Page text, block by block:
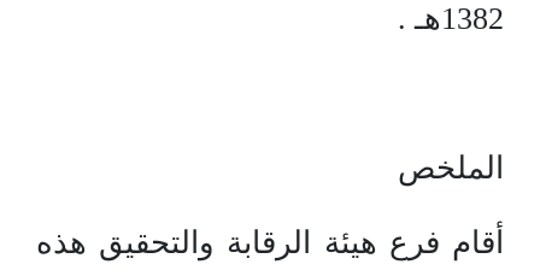
1382هـ .
الملخص
أقام فرع هيئة الرقابة والتحقيق هذه